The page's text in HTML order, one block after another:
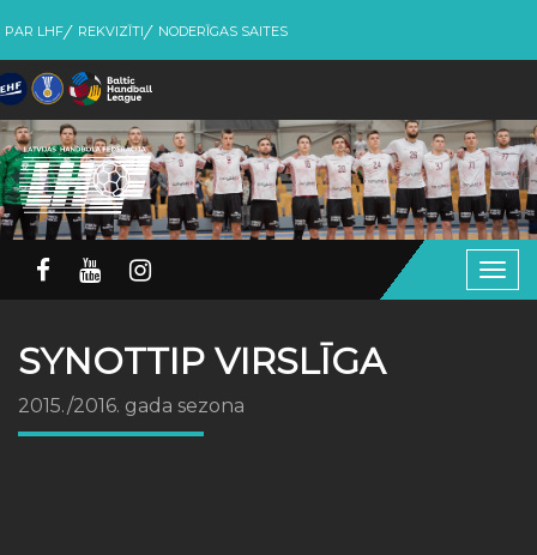
PAR LHF REKVIZĪTI NODERĪGAS SAITES
SYNOTTIP VIRSLĪGA
2015./2016. gada sezona